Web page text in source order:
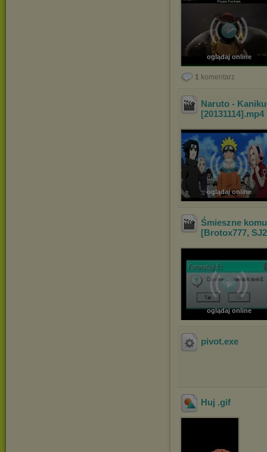
oglądaj online
1 komentarz
Naruto -
[20131114] .mp4
oglądaj online
Śmieszne
[Brotox777,
oglądaj online
pivot.exe
Huj .gif